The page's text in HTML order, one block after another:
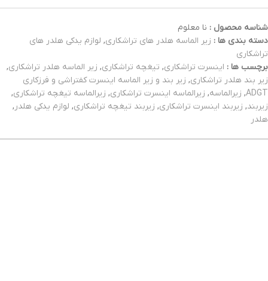
شناسه محصول : نا معلوم
دسته بندی ها : زیر الماسه هلدر های تراشکاری, لوازم یدکی هلدر های
تراشکاری
برچسب ها : اینسرت تراشکاری, تیغچه تراشکاری, زیر الماسه هلدر تراشکاری,
زیر بند هلدر تراشکاری, زیر بند و زیر الماسه اینسرت کفتراشی و فرزکاری
ADGT
, زیرالماسه, زیرالماسه اینسرت تراشکاری, زیرالماسه تیغچه تراشکاری,
زیربند, زیربند اینسرت تراشکاری, زیربند تیغچه تراشکاری, لوازم یدکی هلدر,
هلدر